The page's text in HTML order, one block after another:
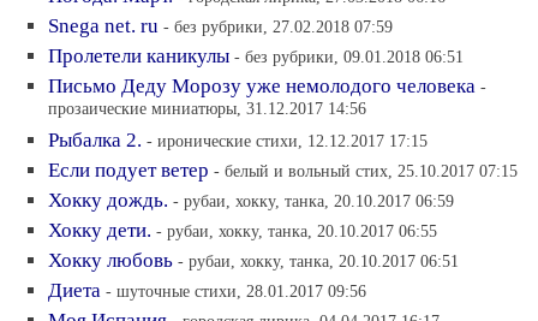
Snega net. ru - без рубрики, 27.02.2018 07:59
Пролетели каникулы - без рубрики, 09.01.2018 06:51
Письмо Деду Морозу уже немолодого человека -
прозаические миниатюры, 31.12.2017 14:56
Рыбалка 2. - иронические стихи, 12.12.2017 17:15
Если подует ветер - белый и вольный стих, 25.10.2017 07:15
Хокку дождь. - рубаи, хокку, танка, 20.10.2017 06:59
Хокку дети. - рубаи, хокку, танка, 20.10.2017 06:55
Хокку любовь - рубаи, хокку, танка, 20.10.2017 06:51
Диета - шуточные стихи, 28.01.2017 09:56